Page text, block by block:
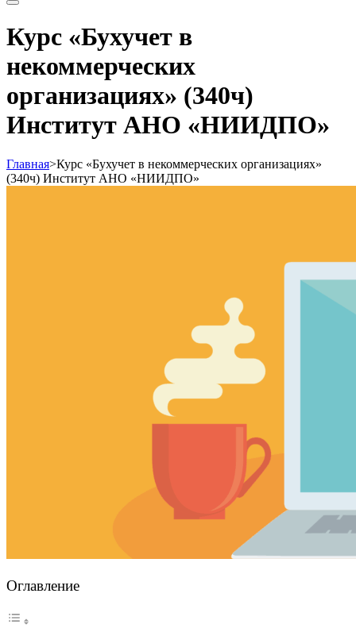
Курс «Бухучет в
некоммерческих
организациях» (340ч)
Институт АНО «НИИДПО»
Главная>Курс «Бухучет в некоммерческих организациях»
(340ч) Институт АНО «НИИДПО»
Оглавление